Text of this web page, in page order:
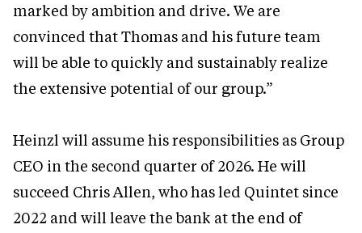
marked by ambition and drive. We are
convinced that Thomas and his future team
will be able to quickly and sustainably realize
the extensive potential of our group.”
Heinzl will assume his responsibilities as Group
CEO in the second quarter of 2026. He will
succeed Chris Allen, who has led Quintet since
2022 and will leave the bank at the end of